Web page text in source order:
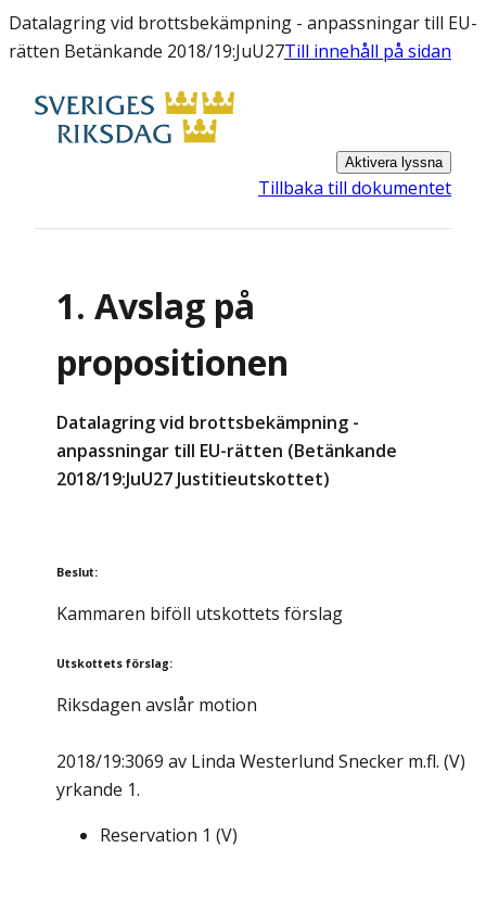
Datalagring vid brottsbekämpning - anpassningar till EU-
rätten Betänkande 2018/19:JuU27Till innehåll på sidan
Aktivera lyssna
Tillbaka till dokumentet
1. Avslag på
propositionen
Datalagring vid brottsbekämpning -
anpassningar till EU-rätten (Betänkande
2018/19:JuU27 Justitieutskottet)
Beslut:
Kammaren biföll utskottets förslag
Utskottets förslag:
Riksdagen avslår motion
2018/19:3069 av Linda Westerlund Snecker m.fl. (V)
yrkande 1.
Reservation 1 (V)